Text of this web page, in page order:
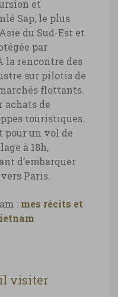
et
Sap, le plus
du Sud-Est et
par
la rencontre des
sur pilotis de
flottants.
achats de
touristiques.
pour un vol de
à 18h,
d’embarquer
Paris.
: mes récits et
visiter